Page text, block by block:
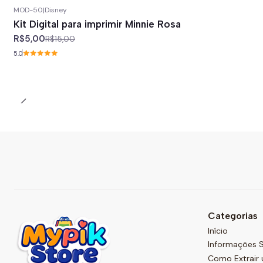
MOD-50|Disney
Kit Digital para imprimir Minnie Rosa
R$5,00R$15,00
5.0
Categorias
Início
Informações
Como Extrair